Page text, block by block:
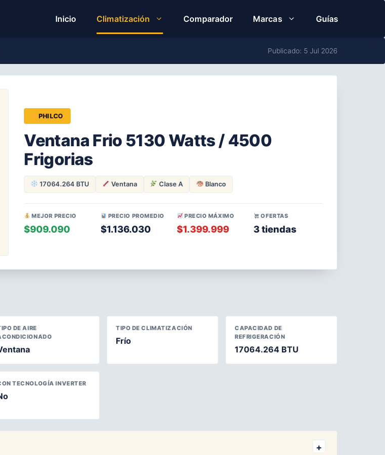
Inicio Climatización Comparador Marcas Guías
Publicado: 5 Jul 2026
PHILCO
Ventana Frio 5130 Watts / 4500
Frigorias
17064.264 BTU Ventana Clase A Blanco
MEJOR PRECIO
$909.090
PRECIO PROMEDIO
$1.136.030
PRECIO MÁXIMO
$1.399.999
OFERTAS
3 tiendas
DE AIRE
TIPO DE CLIMATIZACIÓN
Frío
CAPACIDAD DE
REFRIGERACIÓN
17064.264 BTU
TECNOLOGÍA INVERTER